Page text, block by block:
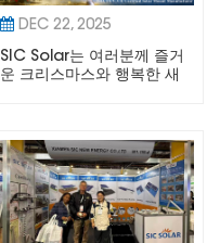
DEC 22, 2025
SIC Solar는 여러분께 즐거
운 크리스마스와 행복한 새